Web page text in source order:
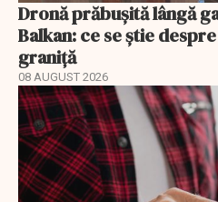
Dronă prăbușită lângă
Balkan: ce se știe
graniță
08 AUGUST 2026